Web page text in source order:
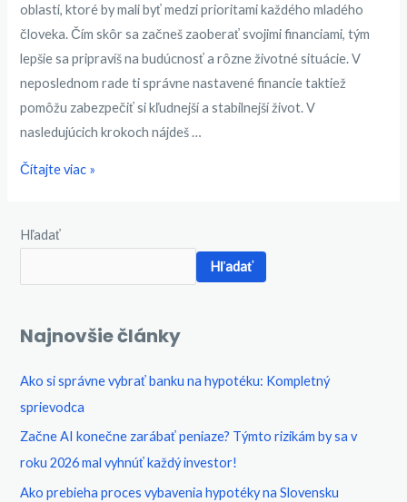
oblasti, ktoré by mali byť medzi prioritami každého mladého
človeka. Čím skôr sa začneš zaoberať svojimi financiami, tým
lepšie sa pripravíš na budúcnosť a rôzne životné situácie. V
neposlednom rade ti správne nastavené financie taktiež
pomôžu zabezpečiť si kľudnejší a stabilnejší život. V
nasledujúcich krokoch nájdeš …
Ako
finančnej
–
pre
mladých
Čítajte viac »
Hľadať
Hľadať
Najnovšie články
Ako si správne vybrať banku na hypotéku: Kompletný
sprievodca​
Začne AI konečne zarábať peniaze? Týmto rizikám by sa v
roku 2026 mal vyhnúť každý investor!
Ako prebieha proces vybavenia hypotéky na Slovensku